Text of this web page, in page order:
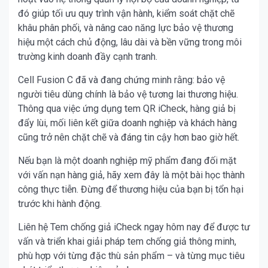
đó giúp tối ưu quy trình vận hành, kiểm soát chặt chẽ
khâu phân phối, và nâng cao năng lực bảo vệ thương
hiệu một cách chủ động, lâu dài và bền vững trong môi
trường kinh doanh đầy cạnh tranh.
Cell Fusion C đã và đang chứng minh rằng: bảo vệ
người tiêu dùng chính là bảo vệ tương lai thương hiệu.
Thông qua việc ứng dụng tem QR iCheck, hàng giả bị
đẩy lùi, mối liên kết giữa doanh nghiệp và khách hàng
cũng trở nên chặt chẽ và đáng tin cậy hơn bao giờ hết.
Nếu bạn là một doanh nghiệp mỹ phẩm đang đối mặt
với vấn nạn hàng giả, hãy xem đây là một bài học thành
công thực tiễn. Đừng để thương hiệu của bạn bị tổn hại
trước khi hành động.
Liên hệ Tem chống giả iCheck ngay hôm nay để được tư
vấn và triển khai giải pháp tem chống giả thông minh,
phù hợp với từng đặc thù sản phẩm – và từng mục tiêu